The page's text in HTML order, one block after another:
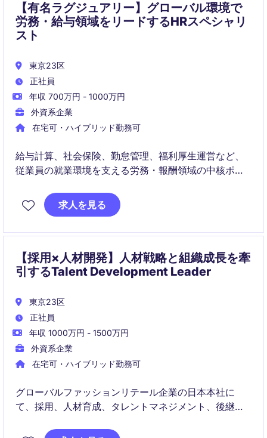
【有名ラグジュアリー】グローバル環境で
労務・給与領域をリードするHRスペシャリ
スト
東京23区
正社員
年収 700万円 - 1000万円
外資系企業
在宅可・ハイブリッド勤務可
給与計算、社会保険、勤怠管理、福利厚生運営など、
従業員の就業環境を支える労務・報酬領域の中核ポジ
事オペレーションの品質向上とコンプライアンス遵守
に貢献いただきます。
求人を見る
【採用×人材開発】人材戦略と組織成長を牽
引するTalent Development Leader
東京23区
正社員
年収 1000万円 - 1500万円
外資系企業
在宅可・ハイブリッド勤務可
グローバルファッションリテール企業の日本本社に
て、採用、人材育成、タレントマネジメント、後継者
支える人材戦略の中核として、国内外のステークホル